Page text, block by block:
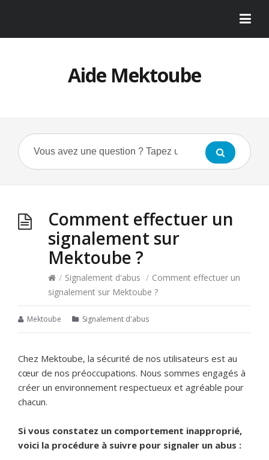
Aide Mektoube
Comment effectuer un
signalement sur
Mektoube ?
/ Signalement d'abus / Comment effectuer un
signalement sur Mektoube ?
Mektoube Signalement d'abus
Chez Mektoube, la sécurité de nos utilisateurs est au
cœur de nos préoccupations. Nous sommes engagés à
créer un environnement respectueux et agréable pour
chacun.
Si vous constatez un comportement inapproprié,
voici la procédure à suivre pour signaler un abus :